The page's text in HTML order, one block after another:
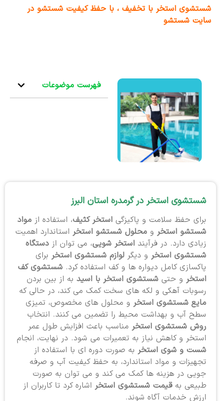
شستشوی استخر با تخفیف ، با حفظ کیفیت شستشو در
سایت شستشو
فهرست موضوعات
شستشوی استخر در گرمدره استان البرز
برای حفظ سلامت و پاکیزگی استخر کثیف، استفاده از مواد
شستشو استخرو محلول شستشو استخراستاندارد اهمیت
زیادی دارد. در فرآیند استخر شویی، می توان از دستگاه
شستشوی استخرو دیگر لوازم شستشوی استخربرای
پاکسازی کامل دیواره ها و کف استفاده کرد. شستشوی کف
استخرو حتی شستشوی استخر با اسیدبه از بین بردن
رسوبات آهکی و لکه های سخت کمک می کند، در حالی که
مایع شستشوی استخرو محلول های مخصوص، تمیزی
سطح آب و بهداشت محیط را تضمین می کنند. انتخاب
روش شستشوی استخرمناسب باعث افزایش طول عمر
استخر و کاهش نیاز به تعمیرات می شود. در نهایت، انجام
شست و شوی استخربه صورت دوره ای با استفاده از
تجهیزات و مواد استاندارد، به حفظ کیفیت آب و صرفه
جویی در هزینه ها کمک می کند و می توان به صورت
طبیعی به قیمت شستشوی استخراشاره کرد تا کاربران از
ارزش خدمات آگاه شوند.